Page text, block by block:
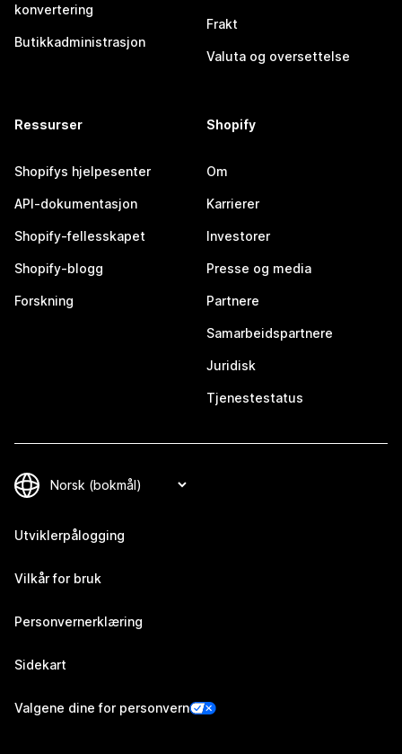
konvertering
Butikkadministrasjon
Frakt
Valuta og oversettelse
Ressurser
Shopifys hjelpesenter
API-dokumentasjon
Shopify-fellesskapet
Shopify-blogg
Forskning
Shopify
Om
Karrierer
Investorer
Presse og media
Partnere
Samarbeidspartnere
Juridisk
Tjenestestatus
Utviklerpålogging
Vilkår for bruk
Personvernerklæring
Sidekart
Valgene dine for personvern